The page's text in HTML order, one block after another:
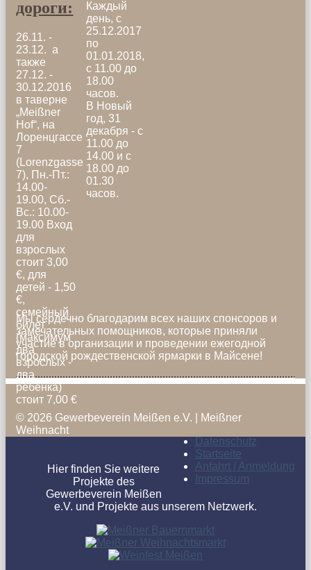
дороги:
26.11. -
23.12. а
также
27.12. -
30.12.2016
в таверне
„Meißner
Hof“, на
Лоренцгассе
7
(Lorenzgasse
7), Пн.-Пт.:
14.00-
19.00, Сб.-
Вс.: 10.00-
19.00 Вход
для
взрослых
стоит 3,00
€, для
детей - 1,50
€,
семейный
билет
(максимум
два
взрослых -
два
ребёнка)
стоит 7,00 €
Каждый
день, с
25.12.2017
по
01.01.2018,
с 11.00 до
18.00
часов.
В Новый
год, 31
декабря - с
11.00 до
14.00 и с
18.00 до
01.30
часов.
Мы сердечно благодарим всех наших спонсоров и
замечательных помощников, которые приняли
участие в организации и проведении ежегодной
городской рождественской ярмарки в Майсене!
© 2026 Gewerbeverein Meißen e.V. | Meißner
Weihnacht
Datenschutz
Startseite
Anfahrt / Anmeldung
Impressum
Hier finden Sie weitere
Projekte des
Gewerbeverein Meißen
e.V. und Projekte aus unserem Netzwerk.